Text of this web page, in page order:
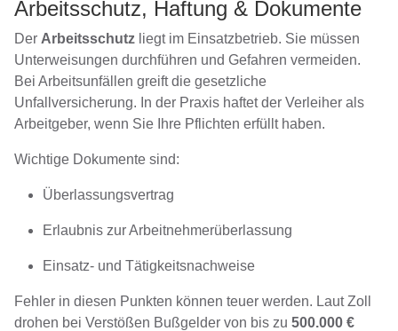
Arbeitsschutz, Haftung & Dokumente
Der Arbeitsschutz liegt im Einsatzbetrieb. Sie müssen
Unterweisungen durchführen und Gefahren vermeiden.
Bei Arbeitsunfällen greift die gesetzliche
Unfallversicherung. In der Praxis haftet der Verleiher als
Arbeitgeber, wenn Sie Ihre Pflichten erfüllt haben.
Wichtige Dokumente sind:
Überlassungsvertrag
Erlaubnis zur Arbeitnehmerüberlassung
Einsatz- und Tätigkeitsnachweise
Fehler in diesen Punkten können teuer werden. Laut Zoll
drohen bei Verstößen Bußgelder von bis zu 500.000 €